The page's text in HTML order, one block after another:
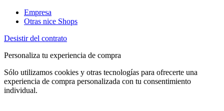
Empresa
Otras nice Shops
Desistir del contrato
Personaliza tu experiencia de compra
Sólo utilizamos cookies y otras tecnologías para ofrecerte una
experiencia de compra personalizada con tu consentimiento
individual.